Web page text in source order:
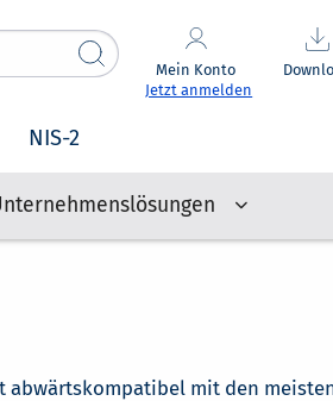
Mein Konto
Jetzt anmelden
NIS-2
abwärtskompatibel mit den